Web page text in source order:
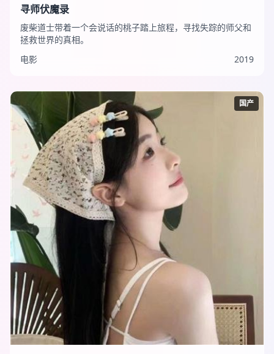
寻师伏魔录
废柴道士带着一个会说话的桃子踏上旅程，寻找失踪的师父和
拯救世界的真相。
电影
2019
国产